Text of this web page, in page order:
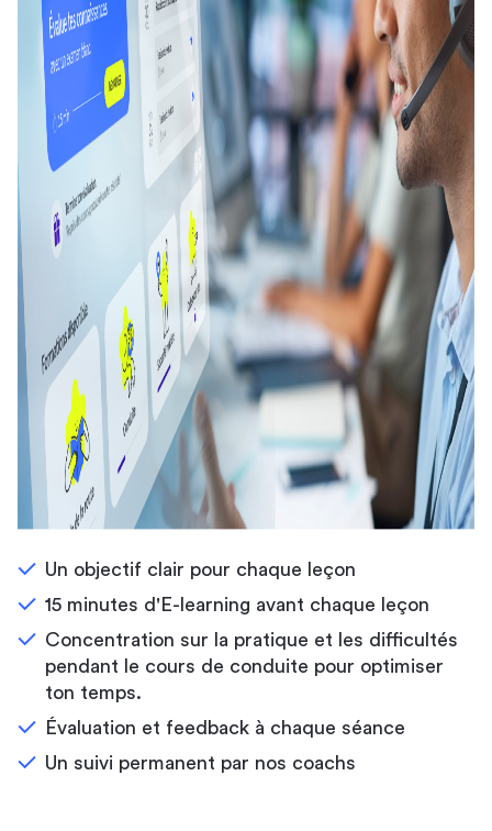
Un objectif clair pour chaque leçon
15 minutes d'E-learning avant chaque leçon
Concentration sur la pratique et les difficultés
pendant le cours de conduite pour optimiser
ton temps.
Évaluation et feedback à chaque séance
Un suivi permanent par nos coachs